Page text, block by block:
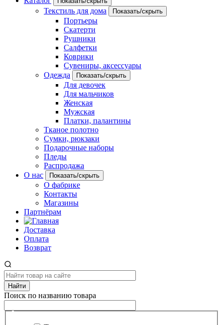
Текстиль для дома Показать/скрыть
Портьеры
Скатерти
Рушники
Салфетки
Коврики
Сувениры, аксессуары
Одежда
Показать/скрыть
Для девочек
Для мальчиков
Женская
Мужская
Платки, палантины
Тканое полотно
Сумки, рюкзаки
Подарочные наборы
Пледы
Распродажа
О нас
Показать/скрыть
О фабрике
Контакты
Магазины
Партнёрам
Доставка
Оплата
Возврат
Найти
Поиск по названию товара